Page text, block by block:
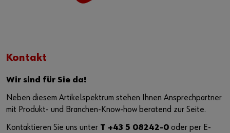
Kontakt
Wir sind für Sie da!
Neben diesem Artikelspektrum stehen Ihnen Ansprechpartner
mit Produkt- und Branchen-Know-how beratend zur Seite.
Kontaktieren Sie uns unter T +43 5 08242-0 oder per E-